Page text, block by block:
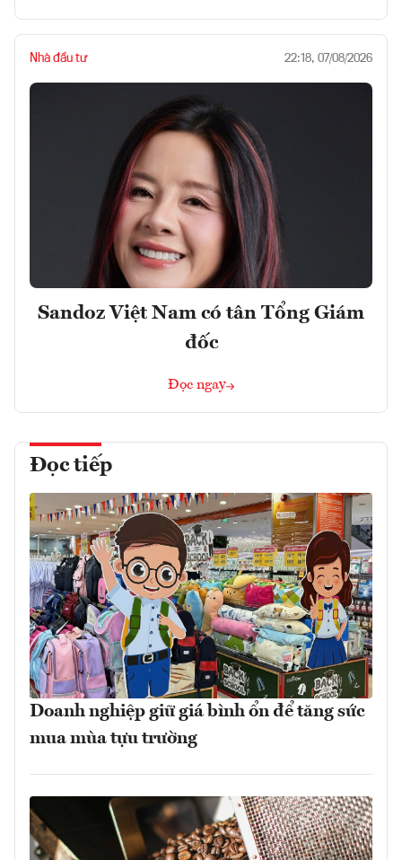
Nhà đầu tư 22:18, 07/08/2026
Sandoz Việt Nam có tân Tổng Giám
đốc
Đọc ngay
Đọc tiếp
Doanh nghiệp giữ giá bình ổn để tăng sức
mua mùa tựu trường